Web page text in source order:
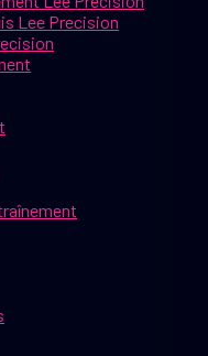
Lee Precision